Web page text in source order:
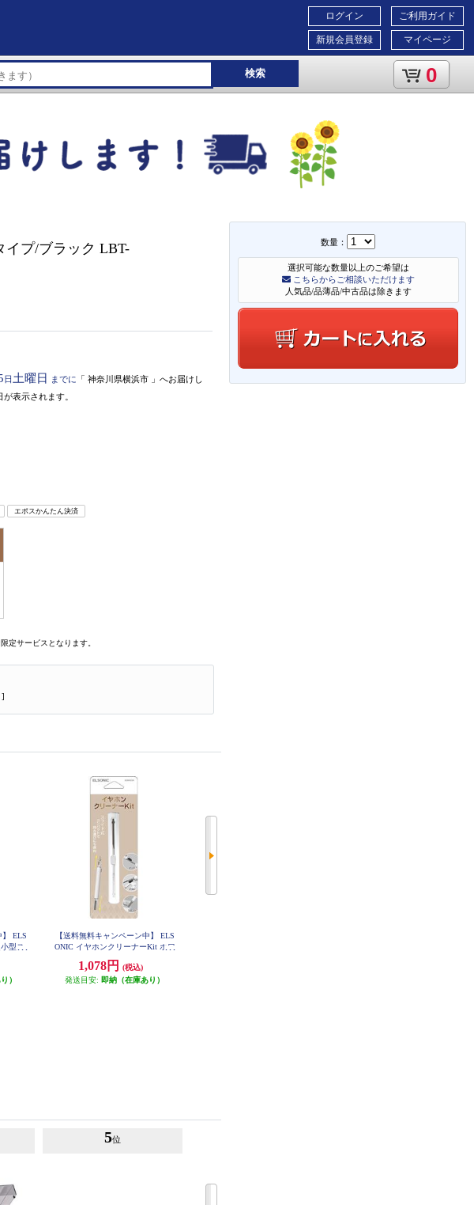
ご利用ガイド
マイページ
ログイン
新規会員登録
検索 0
数量：
選択可能な数量以上のご希望は
こちらからご相談いただけます
人気品/品薄品/中古品は除きます
イプ/ブラック LBT-
日 土曜日 までに 「 神奈川県横浜市 」 へお届けし
表示されます。
エポスかんたん決済
定サービスとなります。
]
】 ELS
型ス
）
【送料無料キャンペーン中】 ELS
ONIC イヤホンクリーナーKit ホワ
1,078円
(税込)
発送目安: 即納（在庫あり）
5位